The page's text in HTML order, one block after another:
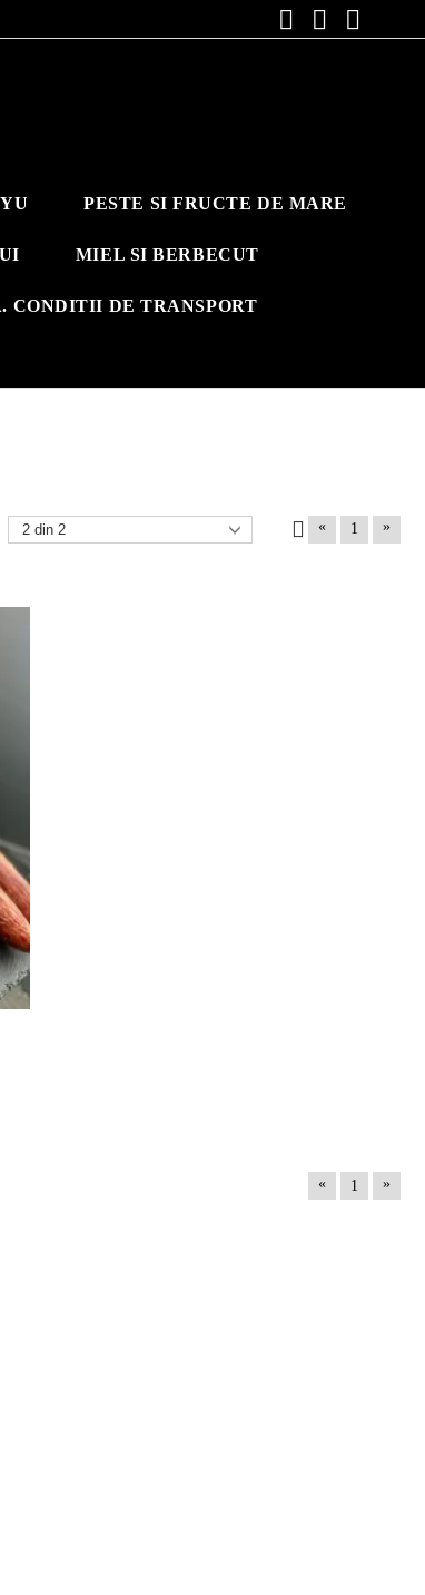
PESTE SI FRUCTE DE MARE
MIEL SI BERBECUT
CONDITII DE TRANSPORT
« 1 »
« 1 »